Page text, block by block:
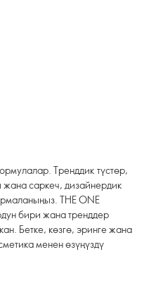
Тренддик түстөр,
саркеч, дизайнердик
THE ONE
бири жана тренддер
Бетке, көзгө, эринге жана
менен өзүңүздү